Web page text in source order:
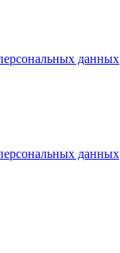
данных
данных